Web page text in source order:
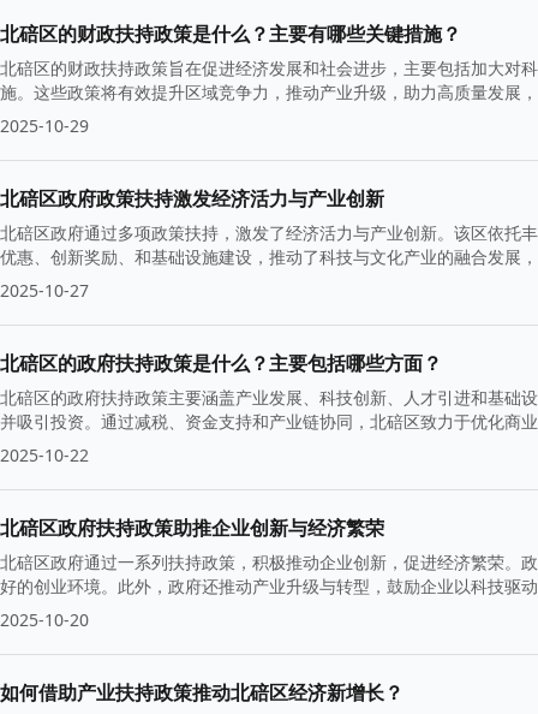
北碚区的财政扶持政策是什么？主要有哪些关键措施？
北碚区的财政扶持政策旨在促进经济发展和社会进步，主要包括加大对
施。这些政策将有效提升区域竞争力，推动产业升级，助力高质量发展
2025-10-29
北碚区政府政策扶持激发经济活力与产业创新
北碚区政府通过多项政策扶持，激发了经济活力与产业创新。该区依托
优惠、创新奖励、和基础设施建设，推动了科技与文化产业的融合发展
2025-10-27
北碚区的政府扶持政策是什么？主要包括哪些方面？
北碚区的政府扶持政策主要涵盖产业发展、科技创新、人才引进和基础
并吸引投资。通过减税、资金支持和产业链协同，北碚区致力于优化商
2025-10-22
北碚区政府扶持政策助推企业创新与经济繁荣
北碚区政府通过一系列扶持政策，积极推动企业创新，促进经济繁荣。
好的创业环境。此外，政府还推动产业升级与转型，鼓励企业以科技驱
2025-10-20
如何借助产业扶持政策推动北碚区经济新增长？